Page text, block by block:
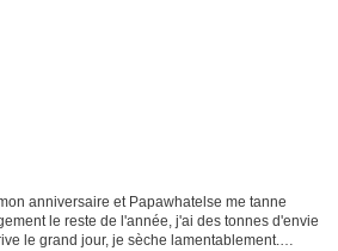
anniversaire et Papawhatelse me tanne
le reste de l'année, j'ai des tonnes d'envie
le grand jour, je sèche lamentablement.